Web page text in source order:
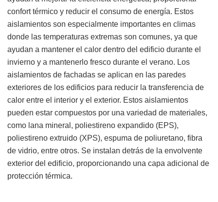
confort térmico y reducir el consumo de energía. Estos
aislamientos son especialmente importantes en climas
donde las temperaturas extremas son comunes, ya que
ayudan a mantener el calor dentro del edificio durante el
invierno y a mantenerlo fresco durante el verano. Los
aislamientos de fachadas se aplican en las paredes
exteriores de los edificios para reducir la transferencia de
calor entre el interior y el exterior. Estos aislamientos
pueden estar compuestos por una variedad de materiales,
como lana mineral, poliestireno expandido (EPS),
poliestireno extruido (XPS), espuma de poliuretano, fibra
de vidrio, entre otros. Se instalan detrás de la envolvente
exterior del edificio, proporcionando una capa adicional de
protección térmica.